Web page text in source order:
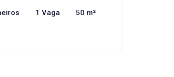
1 Vaga 50 m²